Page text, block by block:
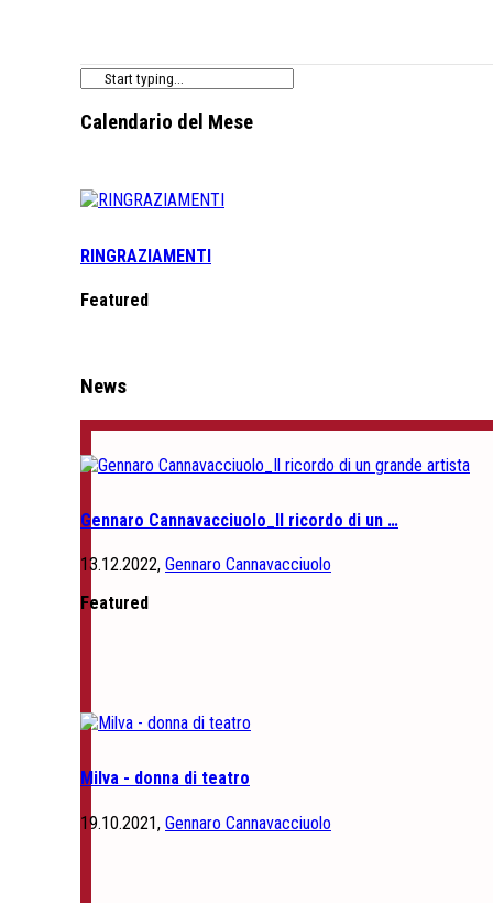
Calendario del Mese
RINGRAZIAMENTI
Featured
News
Gennaro Cannavacciuolo_Il ricordo di un …
13.12.2022, Gennaro Cannavacciuolo
Featured
Milva - donna di teatro
19.10.2021, Gennaro Cannavacciuolo